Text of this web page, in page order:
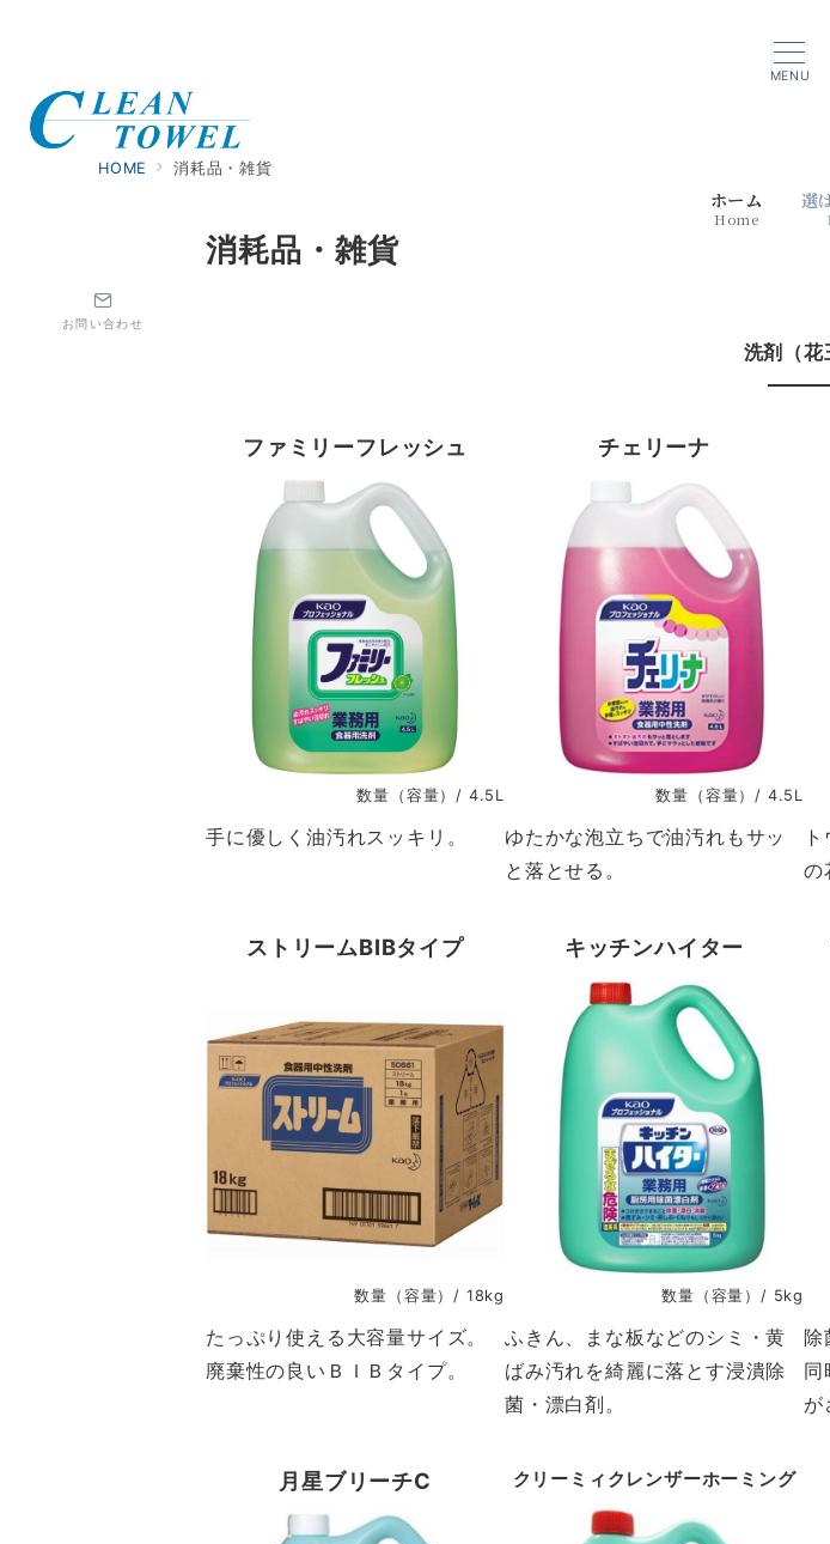
MENU
ホーム
Home
選
お問い合わせ
HOME 消耗品・雑貨
消耗品・雑貨
洗剤（花
ファミリーフレッシュ
数量（容量）/ 4.5L
手に優しく油汚れスッキリ。
チェリーナ
数量（容量）/ 4.5L
ゆたかな泡立ちで油汚れもサッ
と落とせる。
の
ストリームBIBタイプ
数量（容量）/ 18kg
たっぷり使える大容量サイズ。
廃棄性の良いＢＩＢタイプ。
キッチンハイター
数量（容量）/ 5kg
ふきん、まな板などのシミ・黄
ばみ汚れを綺麗に落とす浸潰除
菌・漂白剤。
除
同
が
月星ブリーチC クリーミィクレンザーホーミング